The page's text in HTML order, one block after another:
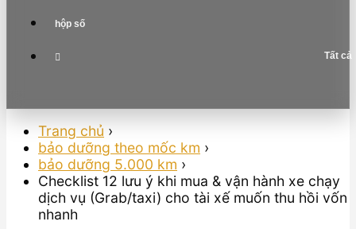
hộp số
Tất cả
Trang chủ ›
bảo dưỡng theo mốc km ›
bảo dưỡng 5.000 km ›
Checklist 12 lưu ý khi mua & vận hành xe chạy
dịch vụ (Grab/taxi) cho tài xế muốn thu hồi vốn
nhanh